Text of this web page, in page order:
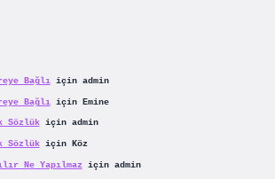
Bağlıiçin admin
Bağlıiçin Emine
Sözlükiçin admin
Sözlükiçin Köz
Ne Yapılmaziçin admin